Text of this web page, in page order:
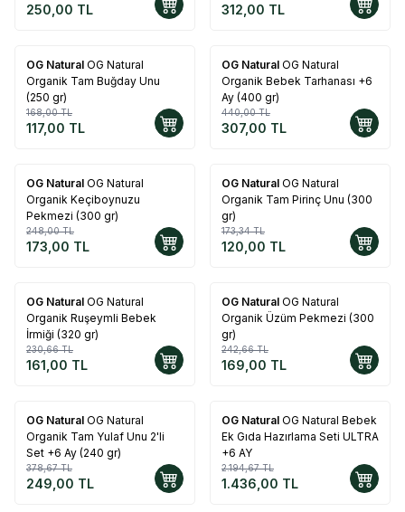
250,00 TL 312,00 TL
%30
OG Natural OG Natural
Organik Tam Buğday Unu
(250 gr)
168,00TL
117,00 TL
%30
OG Natural OG Natural
Organik Bebek Tarhanası +6
Ay (400 gr)
440,00TL
307,00 TL
%30
OG Natural OG Natural
Organik Keçiboynuzu
Pekmezi (300 gr)
248,00TL
173,00 TL
%31
OG Natural OG Natural
Organik Tam Pirinç Unu (300
gr)
173,34TL
120,00 TL
%30
OG Natural OG Natural
Organik Ruşeymli Bebek
İrmiği (320 gr)
230,66TL
161,00 TL
%30
OG Natural OG Natural
Organik Üzüm Pekmezi (300
gr)
242,66TL
169,00 TL
%34
OG Natural OG Natural
Organik Tam Yulaf Unu 2'li
Set +6 Ay (240 gr)
378,67TL
249,00 TL
%35
OG Natural OG Natural Bebek
Ek Gıda Hazırlama Seti ULTRA
+6 AY
2.194,67TL
1.436,00 TL